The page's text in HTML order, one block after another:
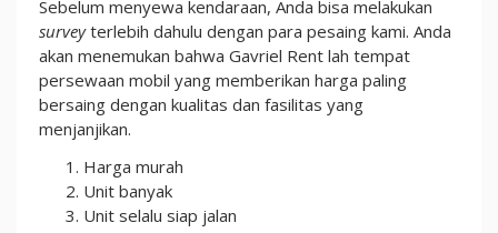
Sebelum menyewa kendaraan, Anda bisa melakukan
surveyterlebih dahulu dengan para pesaing kami. Anda
akan menemukan bahwa Gavriel Rent lah tempat
persewaan mobil yang memberikan harga paling
bersaing dengan kualitas dan fasilitas yang
menjanjikan.
Harga murah
Unit banyak
Unit selalu siap jalan